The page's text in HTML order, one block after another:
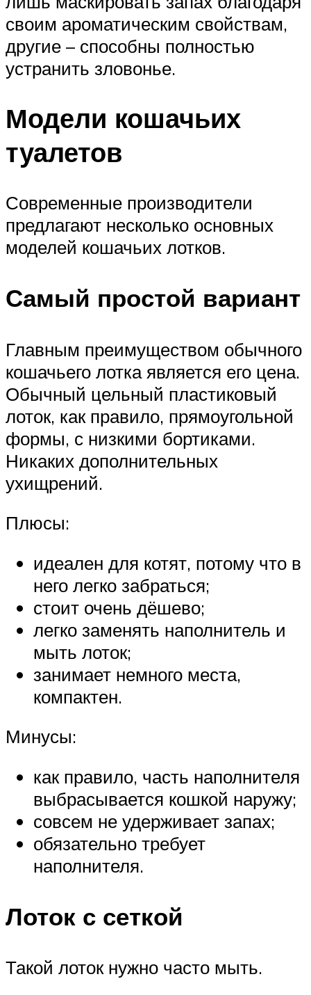
своим ароматическим свойствам,
другие – способны полностью
устранить зловонье.
Модели кошачьих
туалетов
Современные производители
предлагают несколько основных
моделей кошачьих лотков.
Самый простой вариант
Главным преимуществом обычного
кошачьего лотка является его цена.
Обычный цельный пластиковый
лоток, как правило, прямоугольной
формы, с низкими бортиками.
Никаких дополнительных
ухищрений.
Плюсы:
идеален для котят, потому что в
него легко забраться;
стоит очень дёшево;
легко заменять наполнитель и
мыть лоток;
занимает немного места,
компактен.
Минусы:
как правило, часть наполнителя
выбрасывается кошкой наружу;
совсем не удерживает запах;
обязательно требует
наполнителя.
Лоток с сеткой
Такой лоток нужно часто мыть.